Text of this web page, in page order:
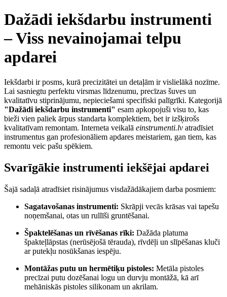
Dažādi iekšdarbu instrumenti
– Viss nevainojamai telpu
apdarei
Iekšdarbi ir posms, kurā precizitātei un detaļām ir vislielākā nozīme.
Lai sasniegtu perfektu virsmas līdzenumu, precīzas šuves un
kvalitatīvu stiprinājumu, nepieciešami specifiski palīgrīki. Kategorijā
"Dažādi iekšdarbu instrumenti" esam apkopojuši visu to, kas
bieži vien paliek ārpus standarta komplektiem, bet ir izšķirošs
kvalitatīvam remontam. Interneta veikalā einstrumenti.lv atradīsiet
instrumentus gan profesionāliem apdares meistariem, gan tiem, kas
remontu veic pašu spēkiem.
Svarīgākie instrumenti iekšējai apdarei
Šajā sadaļā atradīsiet risinājumus visdažādākajiem darba posmiem:
Sagatavošanas instrumenti: Skrāpji vecās krāsas vai tapešu
noņemšanai, otas un rullīši gruntēšanai.
Špaktelēšanas un rīvēšanas rīki: Dažāda platuma
špakteļlāpstas (nerūsējošā tērauda), rīvdēļi un slīpēšanas kluči
ar putekļu nosūkšanas iespēju.
Montāžas putu un hermētiķu pistoles: Metāla pistoles
precīzai putu dozēšanai logu un durvju montāžā, kā arī
mehāniskās pistoles silikonam un akrilam.